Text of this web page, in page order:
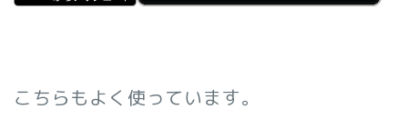
こちらもよく使っています。